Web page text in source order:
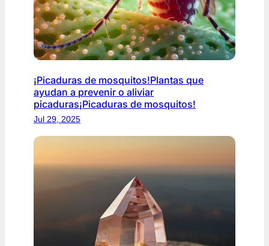
¡Picaduras de mosquitos!Plantas que
ayudan a prevenir o aliviar
picaduras¡Picaduras de mosquitos!
Jul 29, 2025